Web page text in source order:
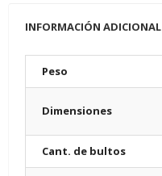
INFORMACIÓN ADICIONAL
Peso
Dimensiones
Cant. de bultos